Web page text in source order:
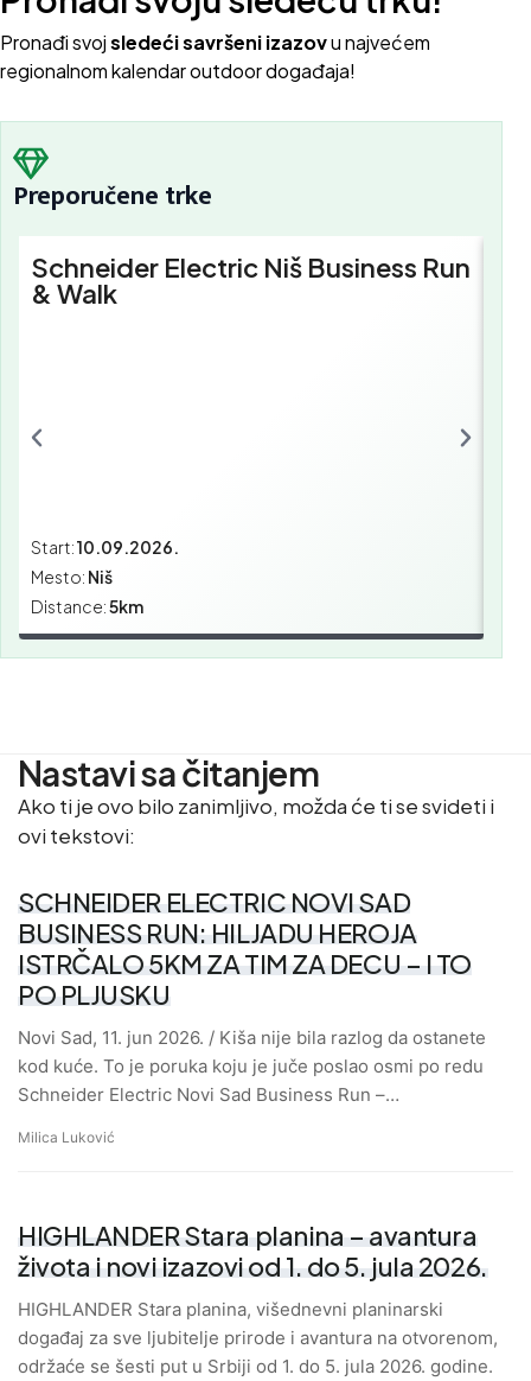
Pronađi svojsledeći savršeni izazovu najvećem
regionalnom kalendar outdoor događaja!
Preporučene trke
Schneider Electric Niš Business Run
& Walk
Start:10.09.2026.
Mesto: Niš
Distance:5km
Nastavi sa čitanjem
Ako ti je ovo bilo zanimljivo, možda će ti se svideti i
ovi tekstovi:
SCHNEIDER ELECTRIC NOVI SAD
BUSINESS RUN: HILJADU HEROJA
ISTRČALO 5KM ZA TIM ZA DECU – I TO
PO PLJUSKU
Novi Sad, 11. jun 2026. / Kiša nije bila razlog da ostanete
kod kuće. To je poruka koju je juče poslao osmi po redu
Schneider Electric Novi Sad Business Run –…
Milica Luković
HIGHLANDER Stara planina – avantura
života i novi izazovi od 1. do 5. jula 2026.
HIGHLANDER Stara planina, višednevni planinarski
događaj za sve ljubitelje prirode i avantura na otvorenom,
održaće se šesti put u Srbiji od 1. do 5. jula 2026. godine.